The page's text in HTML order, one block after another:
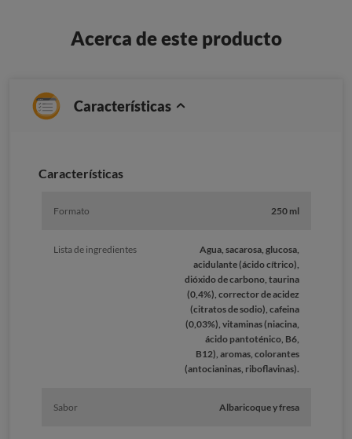
Acerca de este producto
Características
Caracterí­sticas
Formato 250 ml
Lista de ingredientes
Agua, sacarosa, glucosa,
acidulante (ácido cítrico),
dióxido de carbono, taurina
(0,4%), corrector de acidez
(citratos de sodio), cafeina
(0,03%), vitaminas (niacina,
ácido pantoténico, B6,
B12), aromas, colorantes
(antocianinas, riboflavinas).
Sabor Albaricoque y fresa